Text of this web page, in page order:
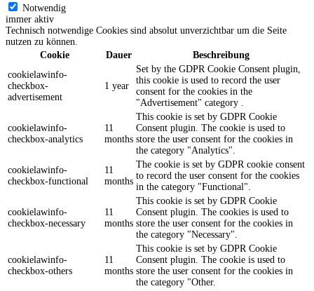
Notwendig
immer aktiv
Technisch notwendige Cookies sind absolut unverzichtbar um die Seite
nutzen zu können.
Cookie
Dauer
Beschreibung
cookielawinfo-
checkbox-
advertisement
1 year
Set by the GDPR Cookie Consent plugin,
this cookie is used to record the user
consent for the cookies in the
"Advertisement" category .
cookielawinfo-
checkbox-analytics
11
months
This cookie is set by GDPR Cookie
Consent plugin. The cookie is used to
store the user consent for the cookies in
the category "Analytics".
cookielawinfo-
checkbox-functional
11
months
The cookie is set by GDPR cookie consent
to record the user consent for the cookies
in the category "Functional".
cookielawinfo-
checkbox-necessary
11
months
This cookie is set by GDPR Cookie
Consent plugin. The cookies is used to
store the user consent for the cookies in
the category "Necessary".
cookielawinfo-
checkbox-others
11
months
This cookie is set by GDPR Cookie
Consent plugin. The cookie is used to
store the user consent for the cookies in
the category "Other.